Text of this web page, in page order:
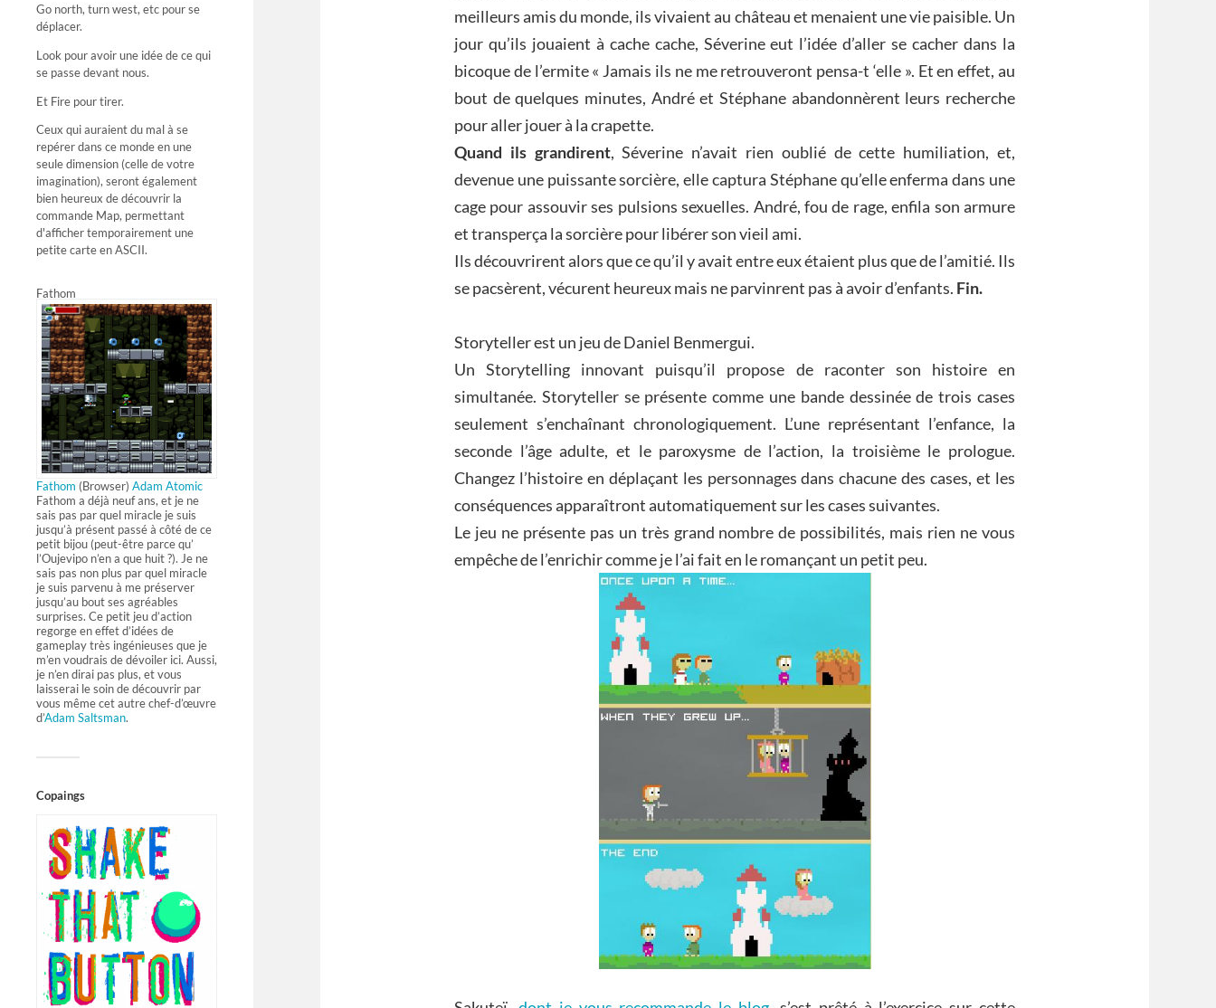
Go north, turn west, etc pour se
déplacer.
Look pour avoir une idée de ce qui
se passe devant nous.
Et Fire pour tirer.
Ceux qui auraient du mal à se
repérer dans ce monde en une
seule dimension (celle de votre
imagination), seront également
bien heureux de découvrir la
commande Map, permettant
d'afficher temporairement une
petite carte en ASCII.
Fathom
Fathom (Browser) Adam Atomic
Fathom a déjà neuf ans, et je ne
sais pas par quel miracle je suis
jusqu’à présent passé à côté de ce
petit bijou (peut-être parce qu’
l’Oujevipo n’en a que huit ?). Je ne
sais pas non plus par quel miracle
je suis parvenu à me préserver
jusqu’au bout ses agréables
surprises. Ce petit jeu d’action
regorge en effet d’idées de
gameplay très ingénieuses que je
m’en voudrais de dévoiler ici. Aussi,
je n’en dirai pas plus, et vous
laisserai le soin de découvrir par
vous même cet autre chef-d’œuvre
d’Adam Saltsman.
Copaings
meilleurs amis du monde, ils vivaient au château et menaient une vie paisible. Un
jour qu’ils jouaient à cache cache, Séverine eut l’idée d’aller se cacher dans la
bicoque de l’ermite « Jamais ils ne me retrouveront pensa-t ‘elle ». Et en effet, au
bout de quelques minutes, André et Stéphane abandonnèrent leurs recherche
pour aller jouer à la crapette.
Quand ils grandirent, Séverine n’avait rien oublié de cette humiliation, et,
devenue une puissante sorcière, elle captura Stéphane qu’elle enferma dans une
cage pour assouvir ses pulsions sexuelles. André, fou de rage, enfila son armure
et transperça la sorcière pour libérer son vieil ami.
Ils découvrirent alors que ce qu’il y avait entre eux étaient plus que de l’amitié. Ils
se pacsèrent, vécurent heureux mais ne parvinrent pas à avoir d’enfants. Fin.
Storyteller est un jeu de Daniel Benmergui.
Un Storytelling innovant puisqu’il propose de raconter son histoire en
simultanée. Storyteller se présente comme une bande dessinée de trois cases
seulement s’enchaînant chronologiquement. L’une représentant l’enfance, la
seconde l’âge adulte, et le paroxysme de l’action, la troisième le prologue.
Changez l’histoire en déplaçant les personnages dans chacune des cases, et les
conséquences apparaîtront automatiquement sur les cases suivantes.
Le jeu ne présente pas un très grand nombre de possibilités, mais rien ne vous
empêche de l’enrichir comme je l’ai fait en le romançant un petit peu.